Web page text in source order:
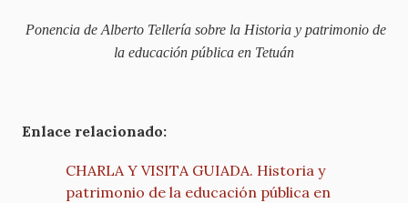
Ponencia de Alberto Tellería sobre la Historia y patrimonio de
la educación pública en Tetuán
Enlace relacionado:
CHARLA Y VISITA GUIADA. Historia y
patrimonio de la educación pública en